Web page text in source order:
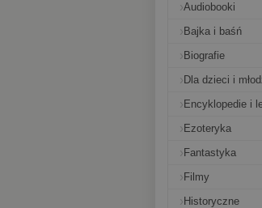
Audiobooki
Bajka i baśń
Biografie
Dla dzieci i
Encyklopedie i
Ezoteryka
Fantastyka
Filmy
Historyczne